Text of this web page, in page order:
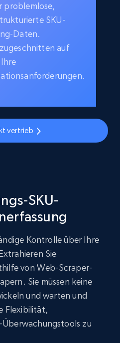
problemlose,
SKU-
Daten.
auf
Ihre
vertrieb
SKU-
Kontrolle über Ihre
Sie
von Web-Scraper-
Sie müssen keine
und warten und
Flexibilität,
zu